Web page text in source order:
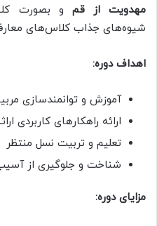
مهدویت از قم و بصورت
شیوه‌های جذاب کلاس‌های
اهداف دوره:
آموزش و توانمندسازی
ارائه راهکارهای کاربردی
تعلیم و تربیت نسل منتظر
شناخت و جلوگیری از
مزایای دوره: